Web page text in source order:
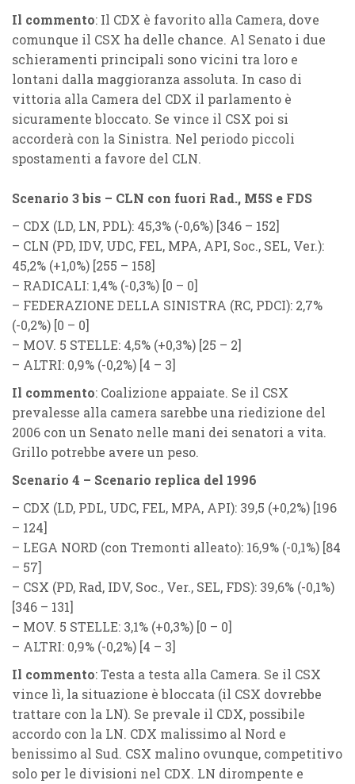
Il commento: Il CDX è favorito alla Camera, dove
comunque il CSX ha delle chance. Al Senato i due
schieramenti principali sono vicini tra loro e
lontani dalla maggioranza assoluta. In caso di
vittoria alla Camera del CDX il parlamento è
sicuramente bloccato. Se vince il CSX poi si
accorderà con la Sinistra. Nel periodo piccoli
spostamenti a favore del CLN.
Scenario 3 bis – CLN con fuori Rad., M5S e FDS
– CDX (LD, LN, PDL): 45,3% (-0,6%) [346 – 152]
– CLN (PD, IDV, UDC, FEL, MPA, API, Soc., SEL, Ver.):
45,2% (+1,0%) [255 – 158]
– RADICALI: 1,4% (-0,3%) [0 – 0]
– FEDERAZIONE DELLA SINISTRA (RC, PDCI): 2,7%
(-0,2%) [0 – 0]
– MOV. 5 STELLE: 4,5% (+0,3%) [25 – 2]
– ALTRI: 0,9% (-0,2%) [4 – 3]
Il commento: Coalizione appaiate. Se il CSX
prevalesse alla camera sarebbe una riedizione del
2006 con un Senato nelle mani dei senatori a vita.
Grillo potrebbe avere un peso.
Scenario 4 – Scenario replica del 1996
– CDX (LD, PDL, UDC, FEL, MPA, API): 39,5 (+0,2%) [196
– 124]
– LEGA NORD (con Tremonti alleato): 16,9% (-0,1%) [84
– 57]
– CSX (PD, Rad, IDV, Soc., Ver., SEL, FDS): 39,6% (-0,1%)
[346 – 131]
– MOV. 5 STELLE: 3,1% (+0,3%) [0 – 0]
– ALTRI: 0,9% (-0,2%) [4 – 3]
Il commento: Testa a testa alla Camera. Se il CSX
vince lì, la situazione è bloccata (il CSX dovrebbe
trattare con la LN). Se prevale il CDX, possibile
accordo con la LN. CDX malissimo al Nord e
benissimo al Sud. CSX malino ovunque, competitivo
solo per le divisioni nel CDX. LN dirompente e